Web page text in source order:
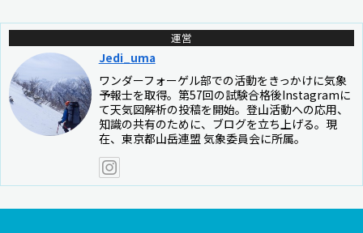
運営
Jedi_uma
ワンダーフォーゲル部での活動をきっかけに気象
予報士を取得。第57回の試験合格後Instagramに
て天気図解析の投稿を開始。登山活動への応用、
知識の共有のために、ブログを立ち上げる。現
在、東京都山岳連盟 気象委員会に所属。